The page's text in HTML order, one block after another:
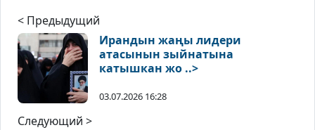
< Предыдущий
Ирандын жаңы лидери
атасынын зыйнатына
катышкан жо ..>
03.07.2026 16:28
Следующий >